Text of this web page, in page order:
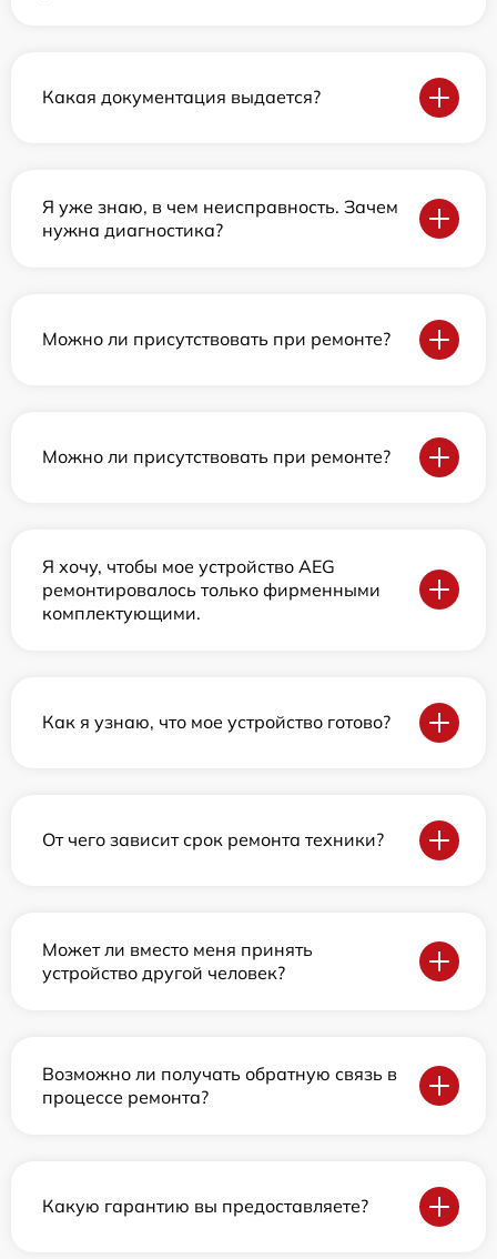
Какая документация выдается?
Я уже знаю, в чем неисправность. Зачем
нужна диагностика?
Можно ли присутствовать при ремонте?
Можно ли присутствовать при ремонте?
Я хочу, чтобы мое устройство AEG
ремонтировалось только фирменными
комплектующими.
Как я узнаю, что мое устройство готово?
От чего зависит срок ремонта техники?
Может ли вместо меня принять
устройство другой человек?
Возможно ли получать обратную связь в
процессе ремонта?
Какую гарантию вы предоставляете?